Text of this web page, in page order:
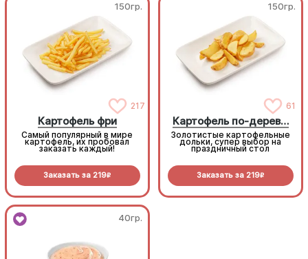
150гр.
217
Картофель фри
Самый популярный в мире
картофель, их пробовал
заказать каждый!
Заказать за 219R
150гр.
61
Картофель по-деревенски
Золотистые картофельные
дольки, супер выбор на
праздничный стол
Заказать за 219R
40гр.